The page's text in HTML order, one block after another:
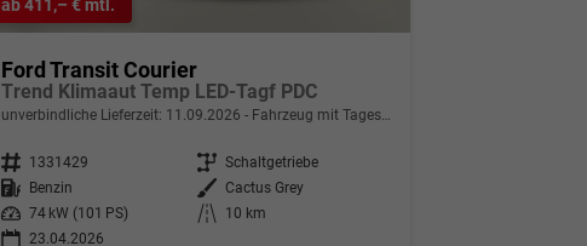
ab 411,– € mtl.
Ford Transit Courier
Trend Klimaaut Temp LED-Tagf PDC
unverbindliche Lieferzeit: 11.09.2026 Fahrzeug mit Tageszulassung
Fahrzeugnr. 1331429 Getriebe Schaltgetriebe
Kraftstoff
Benzin Außenfarbe Cactus Grey
Leistung
74 kW (101 PS) Kilometerstand
10 km
23.04.2026